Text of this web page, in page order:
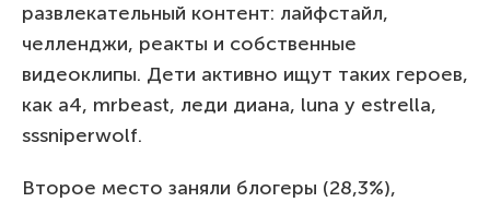
развлекательный контент: лайфстайл,
челленджи, реакты и собственные
видеоклипы. Дети активно ищут таких героев,
как а4, mrbeast, леди диана, luna y estrella,
sssniperwolf.
Второе место заняли блогеры (28,3%),